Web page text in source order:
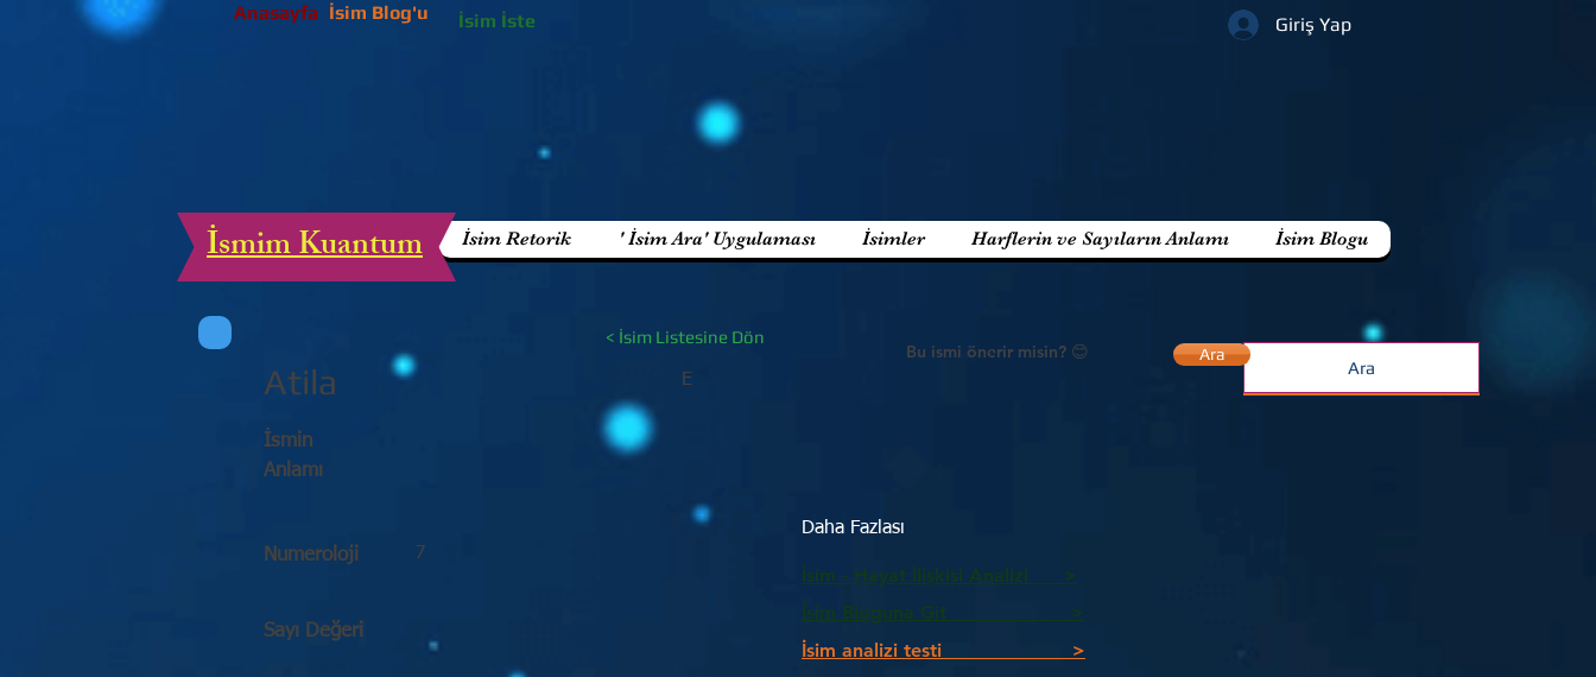
Anasayfa
Giriş Yap
İsim Blog'u İsim İste
İsim Retorik ' İsim Ara' Uygulaması İsimler Harflerin ve Sayıların Anlamı İsim Blogu
İsmim Kuantum
< İsim Listesine Dön
Atila E
Bu ismi önerir misin? 😊
İsmin
Anlamı
Numeroloji 7
Sayı Değeri
Daha Fazlası
İsim - Hayat İlişkisi Analizi >
İsim Bloguna Git >
İsim analizi testi >
Ara